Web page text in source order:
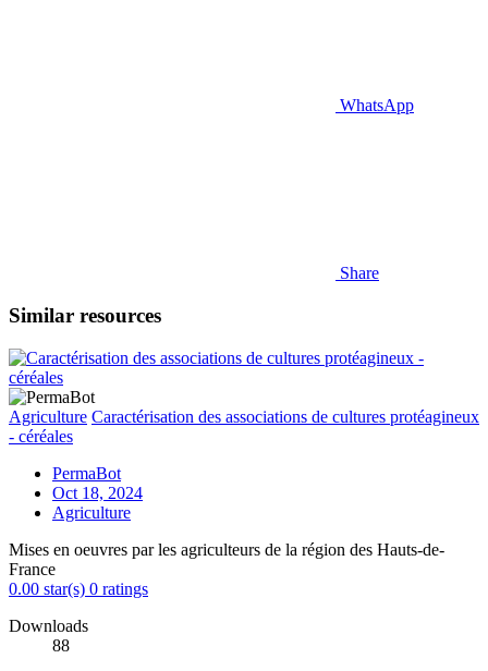
WhatsApp
Share
Similar resources
Agriculture Caractérisation des associations de cultures protéagineux
- céréales
PermaBot
Oct 18, 2024
Agriculture
Mises en oeuvres par les agriculteurs de la région des Hauts-de-
France
0.00 star(s) 0 ratings
Downloads
88